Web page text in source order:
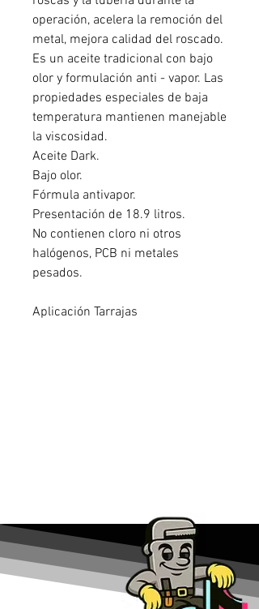
operación, acelera la remoción del
metal, mejora calidad del roscado.
Es un aceite tradicional con bajo
olor y formulación anti - vapor. Las
propiedades especiales de baja
temperatura mantienen manejable
la viscosidad.
Aceite Dark.
Bajo olor.
Fórmula antivapor.
Presentación de 18.9 litros.
No contienen cloro ni otros
halógenos, PCB ni metales
pesados.
Aplicación Tarrajas